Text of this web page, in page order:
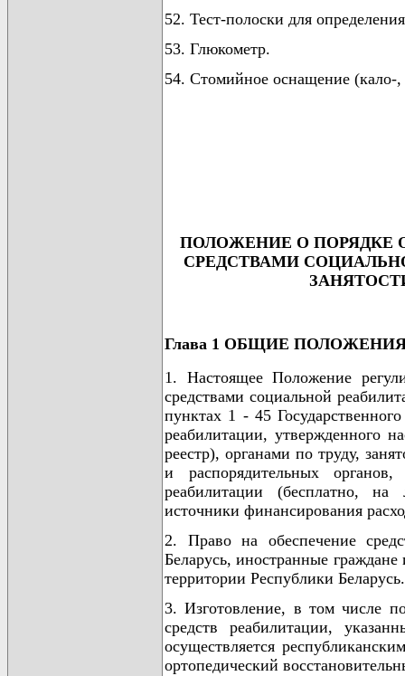
52. Тест-полоски для
53. Глюкометр.
54. Стомийное оснащение (кало-
ПОЛОЖЕНИЕ О ПОРЯДКЕ
СРЕДСТВАМИ
Глава 1 ОБЩИЕ
1. Настоящее Положение
средствами социальной
пунктах 1 - 45
реабилитации, утвержденного
реестр), органами по труду,
и распорядительных органов,
реабилитации (бесплатно,
источники финансирования
2. Право на обеспечение
Беларусь, иностранные
территории Республики Беларусь.
3. Изготовление, в том числе
средств реабилитации,
осуществляется
ортопедический